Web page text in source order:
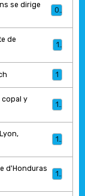
se dirige
0
de
1
1
copal y
1
1
d'Honduras
1